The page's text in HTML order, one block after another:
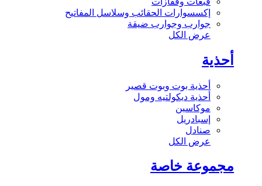
إكسسوارات الحقائب وسلاسل المفاتيح
جوارب وجوارب ضيقة
عرض الكل
أحذية
أحذية بوت وبوت قصير
أحذية ديكولتيه ومول
موكاسين
إسبادريل
صنادل
عرض الكل
مجموعة خاصة